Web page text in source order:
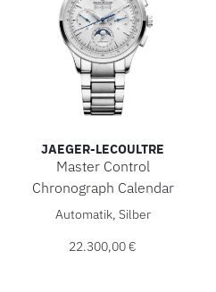
JAEGER-LECOULTRE
Master Control
Chronograph Calendar
Jaeger-LeCoultre Master
Automatik, Silber
22.300,00 €